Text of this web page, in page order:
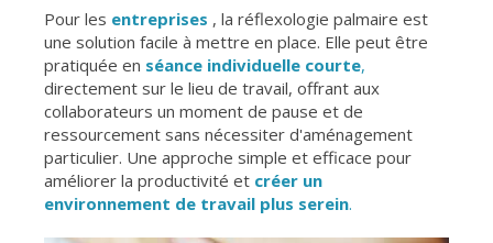
Pour les entreprises , la réflexologie palmaire est
une solution facile à mettre en place. Elle peut être
pratiquée en séance individuelle courte,
directement sur le lieu de travail, offrant aux
collaborateurs un moment de pause et de
ressourcement sans nécessiter d'aménagement
particulier. Une approche simple et efficace pour
améliorer la productivité et créer un
environnement de travail plus serein.